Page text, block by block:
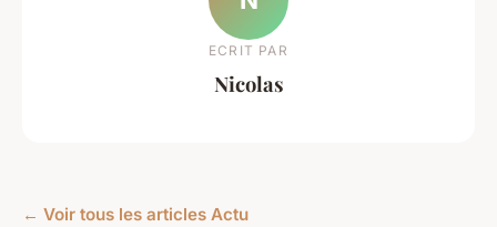
ECRIT PAR
Nicolas
← Voir tous les articles Actu